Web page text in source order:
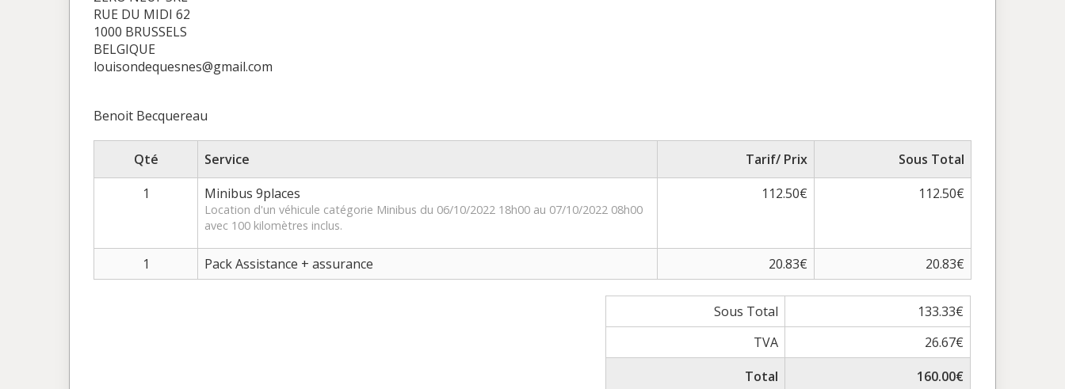
RUE DU MIDI 62
1000 BRUSSELS
BELGIQUE
louisondequesnes@gmail.com
Benoit Becquereau
Qté Service Tarif/ Prix
Sous Total
1
Minibus 9places
Location d'un véhicule catégorie Minibus du 06/10/2022 18h00 au 07/10/2022 08h00
avec 100 kilomètres inclus.
112.50€ 112.50€
1 Pack Assistance + assurance 20.83€ 20.83€
Sous Total
133.33€
TVA
26.67€
Total
160.00€